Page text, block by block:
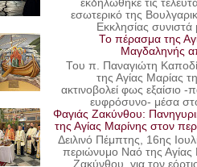
εκδηλώθηκε τις
εσωτερικό της
Εκκλησίας συνιστά
Το πέρασμα της
Μαγδαληνής
Του π. Παναγιώτη
της Αγίας Μαρίας
ακτινοβολεί φως εξαίσιο -
ευφρόσυνο- μέσα
Φαγιάς Ζακύνθου:
της Αγίας Μαρίνης στον
Δειλινό Πέμπτης, 16ης
περιώνυμο Ναό της Αγίας
Ζακύνθου, για τον